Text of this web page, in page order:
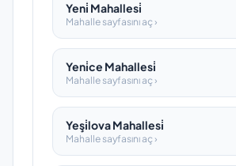
Yeni̇ Mahallesi̇
Mahalle sayfasını aç ›
Yeni̇ce Mahallesi̇
Mahalle sayfasını aç ›
Yeşi̇lova Mahallesi̇
Mahalle sayfasını aç ›